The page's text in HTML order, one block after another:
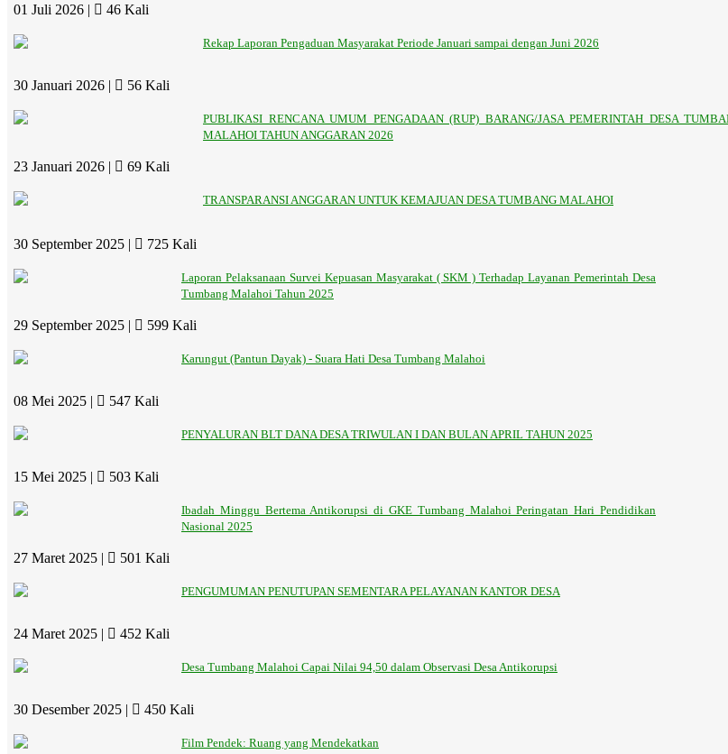
01 Juli 2026 | 46 Kali
Rekap Laporan Pengaduan Masyarakat Periode Januari sampai dengan Juni 2026
30 Januari 2026 | 56 Kali
PUBLIKASI RENCANA UMUM PENGADAAN (RUP) BARANG/JASA PEMERINTAH DESA
MALAHOI TAHUN ANGGARAN 2026
23 Januari 2026 | 69 Kali
TRANSPARANSI ANGGARAN UNTUK KEMAJUAN DESA TUMBANG MALAHOI
30 September 2025 | 725 Kali
Laporan Pelaksanaan Survei Kepuasan Masyarakat ( SKM ) Terhadap Layanan Pemerintah Desa
Tumbang Malahoi Tahun 2025
29 September 2025 | 599 Kali
Karungut (Pantun Dayak) - Suara Hati Desa Tumbang Malahoi
08 Mei 2025 | 547 Kali
PENYALURAN BLT DANA DESA TRIWULAN I DAN BULAN APRIL TAHUN 2025
15 Mei 2025 | 503 Kali
Ibadah Minggu Bertema Antikorupsi di GKE Tumbang Malahoi Peringatan Hari Pendidikan
Nasional 2025
27 Maret 2025 | 501 Kali
PENGUMUMAN PENUTUPAN SEMENTARA PELAYANAN KANTOR DESA
24 Maret 2025 | 452 Kali
Desa Tumbang Malahoi Capai Nilai 94,50 dalam Observasi Desa Antikorupsi
30 Desember 2025 | 450 Kali
Film Pendek: Ruang yang Mendekatkan